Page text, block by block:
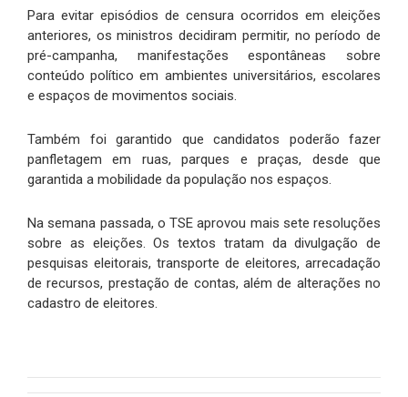
Para evitar episódios de censura ocorridos em eleições
anteriores, os ministros decidiram permitir, no período de
pré-campanha, manifestações espontâneas sobre
conteúdo político em ambientes universitários, escolares
e espaços de movimentos sociais.
Também foi garantido que candidatos poderão fazer
panfletagem em ruas, parques e praças, desde que
garantida a mobilidade da população nos espaços.
Na semana passada, o TSE aprovou mais sete resoluções
sobre as eleições. Os textos tratam da divulgação de
pesquisas eleitorais, transporte de eleitores, arrecadação
de recursos, prestação de contas, além de alterações no
cadastro de eleitores.